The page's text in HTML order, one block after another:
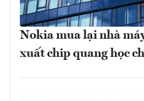
Nokia mua lại nhà
xuất chip quang học